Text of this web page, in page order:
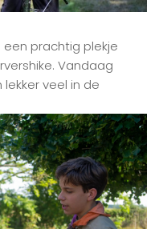
prachtig plekje
Vandaag
veel in de